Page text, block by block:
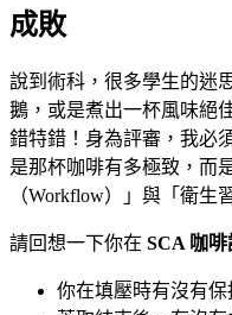
成敗
說到術科，很多學生的迷
鵝，或是煮出一杯風味絕
錯特錯！身為評審，我必
是那杯咖啡有多極致，而
（Workflow）」與「衛生
請回想一下你在 SCA 咖啡
你在填壓時有沒有